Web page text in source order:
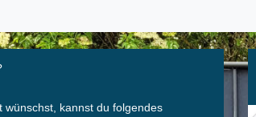
wünschst, kannst du folgendes